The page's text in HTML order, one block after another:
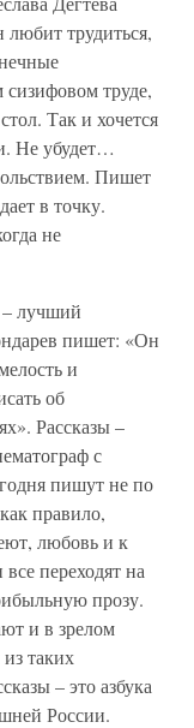
трудиться,
сизифовом труде,
Так и хочется
Не убудет…
Пишет
в точку.
не
– лучший
пишет: «Он
и
об
Рассказы –
с
пишут не по
правило,
любовь и к
переходят на
прозу.
и в зрелом
таких
– это азбука
России.